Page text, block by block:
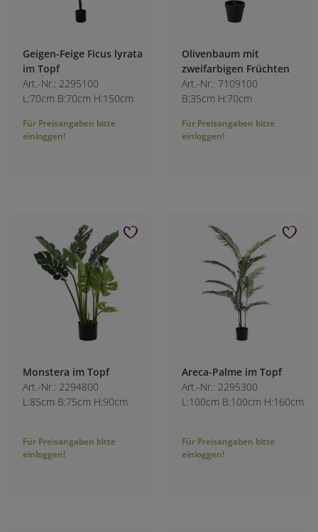
Geigen-Feige Ficus lyrata
im Topf
Art.-Nr.: 2295100
L:70cm B:70cm H:150cm
Für Preisangaben bitte
einloggen!
Olivenbaum mit
zweifarbigen Früchten
Art.-Nr.: 7109100
B:35cm H:70cm
Für Preisangaben bitte
einloggen!
Monstera im Topf
Art.-Nr.: 2294800
L:85cm B:75cm H:90cm
Für Preisangaben bitte
einloggen!
Areca-Palme im Topf
Art.-Nr.: 2295300
L:100cm B:100cm H:160cm
Für Preisangaben bitte
einloggen!